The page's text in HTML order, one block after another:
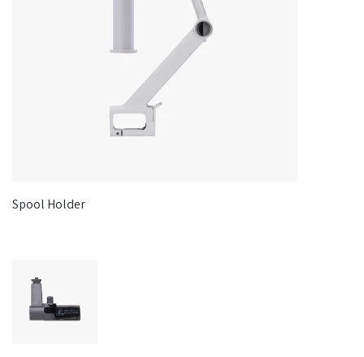
Spool Holder